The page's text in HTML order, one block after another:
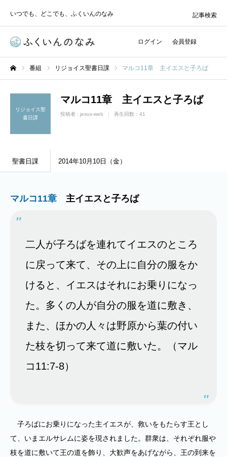
いつでも、どこでも、ふくいんのなみ
ログイン 会員登録
記事検索
番組 リジョイス聖書日課 マルコ11章 主イエスと子ろば
リジョイス聖
書日課
マルコ11章 主イエスと子ろば
投稿者 : jesus-web 再生回数：41
聖書日課 2014年10月10日（金）
マルコ11章 主イエスと子ろば
二人が子ろばを連れてイエスのところ
に戻って来て、その上に自分の服をか
けると、イエスはそれにお乗りになっ
た。多くの人が自分の服を道に敷き、
また、ほかの人々は野原から葉の付い
た枝を切って来て道に敷いた。（マル
コ11:7-8）
子ろばにお乗りになった主イエスが、救いをもたらす王とし
て、いまエルサレムに姿を現されました。群衆は、それぞれ服や
枝を道に敷いて王の道を飾り、大歓声をあげながら、王の到来を